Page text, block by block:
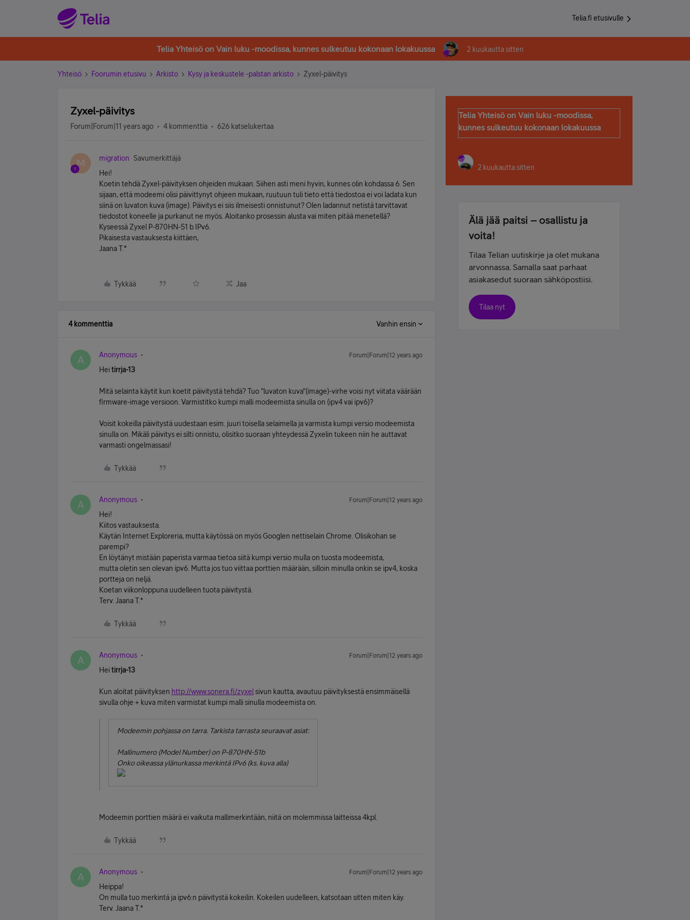
Telia.fi etusivulle
Telia Yhteisö on Vain luku -moodissa, kunnes sulkeutuu kokonaan lokakuussa 2 kuukautta sitten
Yhteisö Foorumin etusivu Arkisto Kysy ja keskustele -palstan arkisto Zyxel-päivitys
Zyxel-päivitys
Forum|Forum|11 years ago 4 kommenttia 626 katselukertaa
M migration
Savumerkittäjä
Hei!
Koetin tehdä Zyxel-päivityksen ohjeiden mukaan. Siihen asti meni hyvin, kunnes olin kohdassa 6. Sen
sijaan, että modeemi olisi päivittynyt ohjeen mukaan, ruutuun tuli tieto että tiedostoa ei voi ladata kun
siinä on luvaton kuva (image). Päivitys ei siis ilmeisesti onnistunut? Olen ladannut netistä tarvittavat
tiedostot koneelle ja purkanut ne myös. Aloitanko prosessin alusta vai miten pitää menetellä?
Kyseessä Zyxel P-870HN-51 b IPv6.
Pikaisesta vastauksesta kiittäen,
Jaana T.*
Tykkää Jaa
4 kommenttia Vanhin ensin
A Anonymous Forum|Forum|12 years ago
Heitirrja-13
Mitä selainta käytit kun koetit päivitystä tehdä? Tuo "luvaton kuva"(image)-virhe voisi nyt viitata väärään
firmware-image versioon. Varmistitko kumpi malli modeemista sinulla on (ipv4 vai ipv6)?
Voisit kokeilla päivitystä uudestaan esim. juuri toisella selaimella ja varmista kumpi versio modeemista
sinulla on. Mikäli päivitys ei silti onnistu, olisitko suoraan yhteydessä Zyxelin tukeen niin he auttavat
varmasti ongelmassasi!
Tykkää
A Anonymous Forum|Forum|12 years ago
Hei!
Kiitos vastauksesta.
Käytän Internet Exploreria, mutta käytössä on myös Googlen nettiselain Chrome. Olisikohan se
parempi?
En löytänyt mistään paperista varmaa tietoa siitä kumpi versio mulla on tuosta modeemista,
mutta oletin sen olevan ipv6. Mutta jos tuo viittaa porttien määrään, silloin minulla onkin se ipv4, koska
portteja on neljä.
Koetan viikonloppuna uudelleen tuota päivitystä.
Terv. Jaana T.*
Tykkää
A Anonymous Forum|Forum|12 years ago
Heitirrja-13
Kun aloitat päivityksen http://www.sonera.fi/zyxel sivun kautta, avautuu päivityksestä ensimmäisellä
sivulla ohje + kuva miten varmistat kumpi malli sinulla modeemista on.
Modeemin pohjassa on tarra. Tarkista tarrasta seuraavat asiat:
Mallinumero (Model Number) on P-870HN-51b
Onko oikeassa ylänurkassa merkintä IPv6 (ks. kuva alla)
Modeemin porttien määrä ei vaikuta mallimerkintään, niitä on molemmissa laitteissa 4kpl.
Tykkää
A Anonymous Forum|Forum|12 years ago
Heippa!
On mulla tuo merkintä ja ipv6:n päivitystä kokeilin. Kokeilen uudelleen, katsotaan sitten miten käy.
Terv. Jaana T.*
Telia Yhteisö on Vain luku -moodissa,
kunnes sulkeutuu kokonaan lokakuussa
2 kuukautta sitten
Älä jää paitsi – osallistu ja
voita!
Tilaa Telian uutiskirje ja olet mukana
arvonnassa. Samalla saat parhaat
asiakasedut suoraan sähköpostiisi.
Tilaa nyt